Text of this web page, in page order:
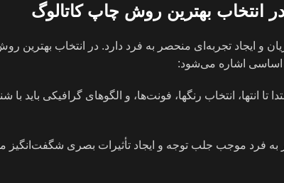
انتخاب بهترین روش چاپ کاتالوگ
و ایجاد تجربه‌ای منحصر به فرد دارد. در انتخاب بهترین
اساسی اشاره می‌شود:
انتها، انتخاب رنگها، فونت‌ها، و الگوهای گرافیکی باید با
به فرد موجب جلب توجه و ایجاد تأثیرات بصری شگفت‌انگیز